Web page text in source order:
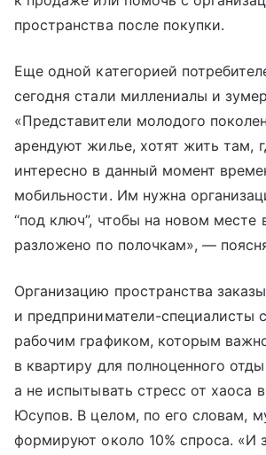
пространства после покупки.
Еще одной категорией
сегодня стали миллениалы и
«Представители молодого
арендуют жилье, хотят жить там,
интересно в данный момент
мобильности. Им нужна
“под ключ”, чтобы на новом месте
разложено по полочкам», —
Организацию пространства
и предприниматели-специалисты
рабочим графиком, которым
в квартиру для полноценного
а не испытывать стресс от хаоса
Юсупов. В целом, по его словам,
формируют около 10% спроса. «И